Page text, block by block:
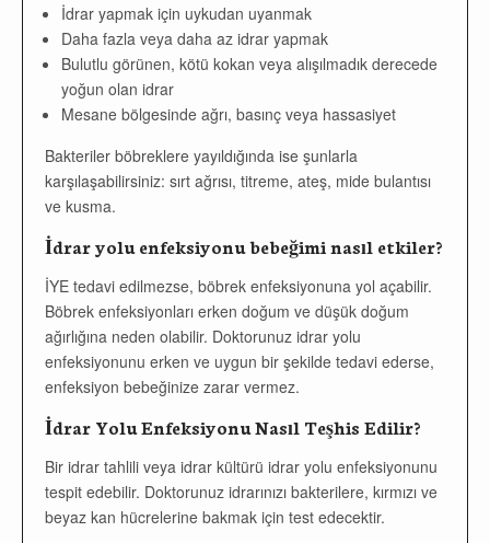
İdrar yapmak için uykudan uyanmak
Daha fazla veya daha az idrar yapmak
Bulutlu görünen, kötü kokan veya alışılmadık derecede
yoğun olan idrar
Mesane bölgesinde ağrı, basınç veya hassasiyet
Bakteriler böbreklere yayıldığında ise şunlarla
karşılaşabilirsiniz: sırt ağrısı, titreme, ateş, mide bulantısı
ve kusma.
İdrar yolu enfeksiyonu bebeğimi nasıl etkiler?
İYE tedavi edilmezse, böbrek enfeksiyonuna yol açabilir.
Böbrek enfeksiyonları erken doğum ve düşük doğum
ağırlığına neden olabilir. Doktorunuz idrar yolu
enfeksiyonunu erken ve uygun bir şekilde tedavi ederse,
enfeksiyon bebeğinize zarar vermez.
İdrar Yolu Enfeksiyonu Nasıl Teşhis Edilir?
Bir idrar tahlili veya idrar kültürü idrar yolu enfeksiyonunu
tespit edebilir. Doktorunuz idrarınızı bakterilere, kırmızı ve
beyaz kan hücrelerine bakmak için test edecektir.